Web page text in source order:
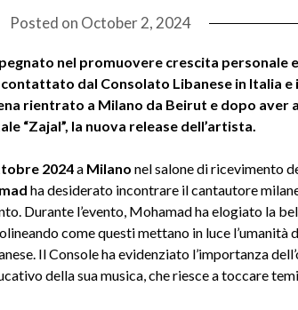
Posted on October 2, 2024
nel promuovere crescita personale
dal Consolato Libanese in Italia
rientrato a Milano da Beirut e dopo aver
“Zajal”, la nuova release dell’artista.
2024a Milano nel salone di ricevimento
ha desiderato incontrare il cantautore
Durante l’evento, Mohamad ha elogiato la
come questi mettano in luce l’umanità
Il Console ha evidenziato l’importanza
della sua musica, che riesce a toccare